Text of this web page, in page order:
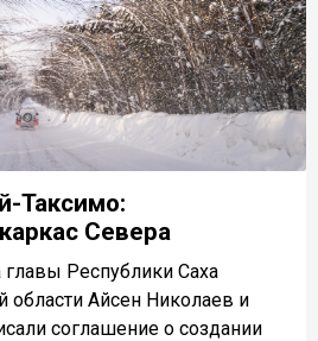
Таксимо:
Севера
главы Республики Саха
области Айсен Николаев и
соглашение о создании